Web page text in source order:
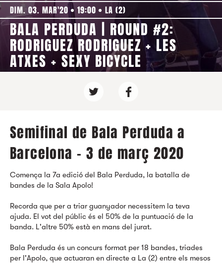
DIM. 03. MAR'20
19:00 LA (2)
BALA PERDUDA | ROUND #2:
RODRIGUEZ RODRIGUEZ + LES
ATXES + SEXY BICYCLE
Semifinal de Bala Perduda a
Barcelona - 3 de març 2020
Comença la 7a edició del Bala Perduda, la batalla de
bandes de la Sala Apolo!
Recorda que per a triar guanyador necessitem la teva
ajuda. El vot del públic és el 50% de la puntuació de la
banda. L'altre 50% està en mans del jurat.
Bala Perduda és un concurs format per 18 bandes, triades
per l'Apolo, que actuaran en directe a La (2) entre els mesos